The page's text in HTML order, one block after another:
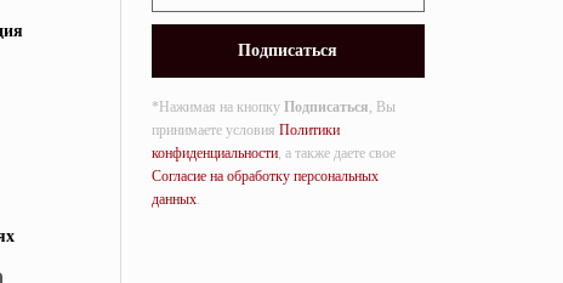
*Нажимая на кнопку Подписаться, Вы
принимаете условия Политики
конфиденциальности, а также даете свое
Согласие на обработку персональных
данных.